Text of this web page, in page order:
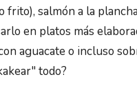
frito), salmón a la
en platos más
aguacate o incluso
todo?